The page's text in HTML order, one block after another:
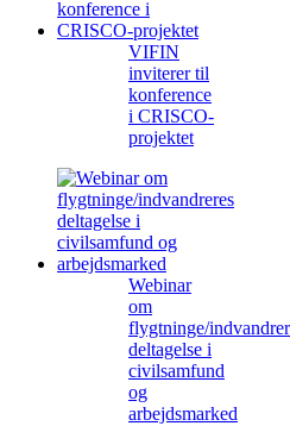
VIFIN
inviterer til
konference
i CRISCO-
projektet
Webinar
om
flygtninge/
deltagelse i
civilsamfund
og
arbejdsmarked